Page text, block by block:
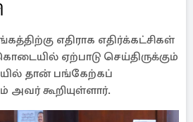
எதிராக எதிர்க்கட்சிகள்
ஏற்பாடு செய்திருக்கும்
தான் பங்கேற்கப்
கூறியுள்ளார்.